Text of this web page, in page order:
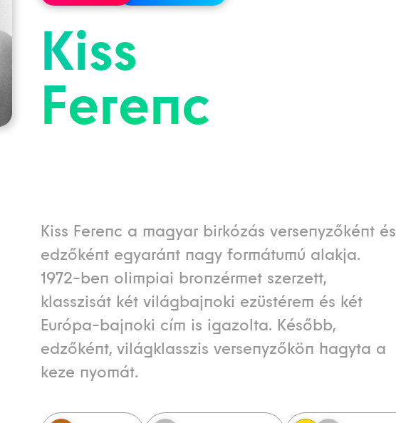
Kiss
Ferenc
Kiss Ferenc a magyar birkózás versenyzőként és
edzőként egyaránt nagy formátumú alakja.
1972-ben olimpiai bronzérmet szerzett,
klasszisát két világbajnoki ezüstérem és két
Európa-bajnoki cím is igazolta. Később,
edzőként, világklasszis versenyzőkön hagyta a
keze nyomát.